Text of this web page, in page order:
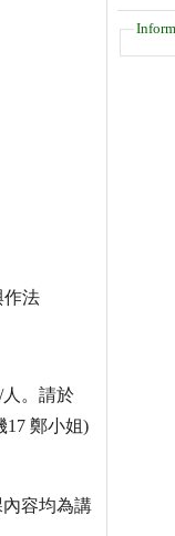
作法
人。請於
17 鄭小姐)
容均為講